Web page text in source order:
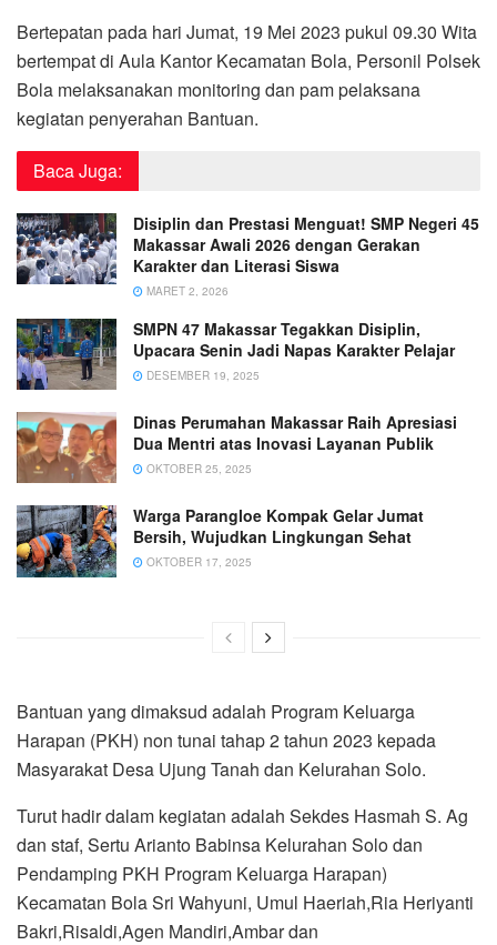
Bertepatan pada hari Jumat, 19 Mei 2023 pukul 09.30 Wita
bertempat di Aula Kantor Kecamatan Bola, Personil Polsek
Bola melaksanakan monitoring dan pam pelaksana
kegiatan penyerahan Bantuan.
Baca Juga:
Disiplin dan Prestasi Menguat! SMP Negeri 45
Makassar Awali 2026 dengan Gerakan
Karakter dan Literasi Siswa
MARET 2, 2026
SMPN 47 Makassar Tegakkan Disiplin,
Upacara Senin Jadi Napas Karakter Pelajar
DESEMBER 19, 2025
Dinas Perumahan Makassar Raih Apresiasi
Dua Mentri atas Inovasi Layanan Publik
OKTOBER 25, 2025
Warga Parangloe Kompak Gelar Jumat
Bersih, Wujudkan Lingkungan Sehat
OKTOBER 17, 2025
Bantuan yang dimaksud adalah Program Keluarga
Harapan (PKH) non tunai tahap 2 tahun 2023 kepada
Masyarakat Desa Ujung Tanah dan Kelurahan Solo.
Turut hadir dalam kegiatan adalah Sekdes Hasmah S. Ag
dan staf, Sertu Arianto Babinsa Kelurahan Solo dan
Pendamping PKH Program Keluarga Harapan)
Kecamatan Bola Sri Wahyuni, Umul Haeriah,Ria Heriyanti
Bakri,Risaldi,Agen Mandiri,Ambar dan